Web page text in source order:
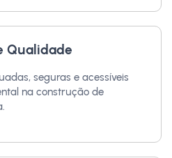
Qualidade
seguras e acessíveis
na construção de